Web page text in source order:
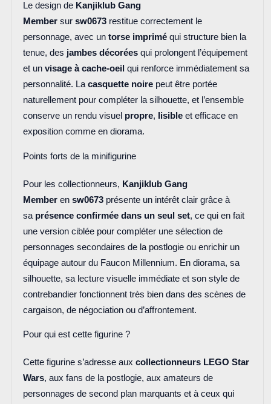
Le design de Kanjiklub Gang
Membersur sw0673restitue correctement le
personnage, avec un torse impriméqui structure bien la
tenue, des jambes décoréesqui prolongent l’équipement
et un visage à cache-oeil qui renforce immédiatement sa
personnalité. La casquette noirepeut être portée
naturellement pour compléter la silhouette, et l’ensemble
conserve un rendu visuel propre, lisibleet efficace en
exposition comme en diorama.
Points forts de la minifigurine
Pour les collectionneurs, Kanjiklub Gang
Memberen sw0673présente un intérêt clair grâce à
sa présence confirmée dans un seul set, ce qui en fait
une version ciblée pour compléter une sélection de
personnages secondaires de la postlogie ou enrichir un
équipage autour du Faucon Millennium. En diorama, sa
silhouette, sa lecture visuelle immédiate et son style de
contrebandier fonctionnent très bien dans des scènes de
cargaison, de négociation ou d’affrontement.
Pour qui est cette figurine ?
Cette figurine s’adresse aux collectionneurs LEGO Star
Wars, aux fans de la postlogie, aux amateurs de
personnages de second plan marquants et à ceux qui